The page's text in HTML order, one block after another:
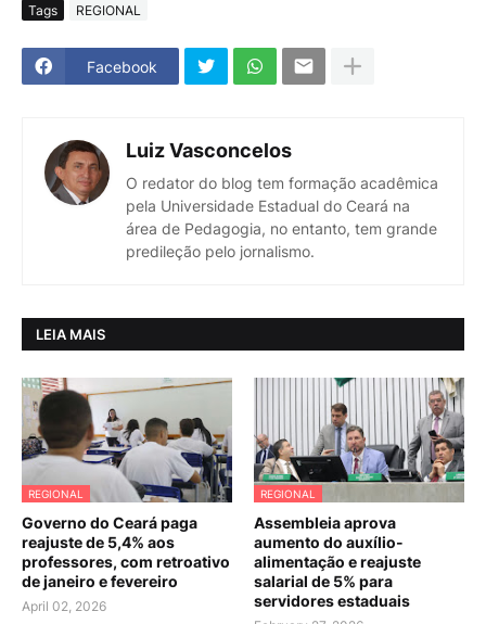
Tags REGIONAL
Facebook
Luiz Vasconcelos
O redator do blog tem formação acadêmica
pela Universidade Estadual do Ceará na
área de Pedagogia, no entanto, tem grande
predileção pelo jornalismo.
LEIA MAIS
REGIONAL
Governo do Ceará paga
reajuste de 5,4% aos
professores, com retroativo
de janeiro e fevereiro
April 02, 2026
REGIONAL
Assembleia aprova
aumento do auxílio-
alimentação e reajuste
salarial de 5% para
servidores estaduais